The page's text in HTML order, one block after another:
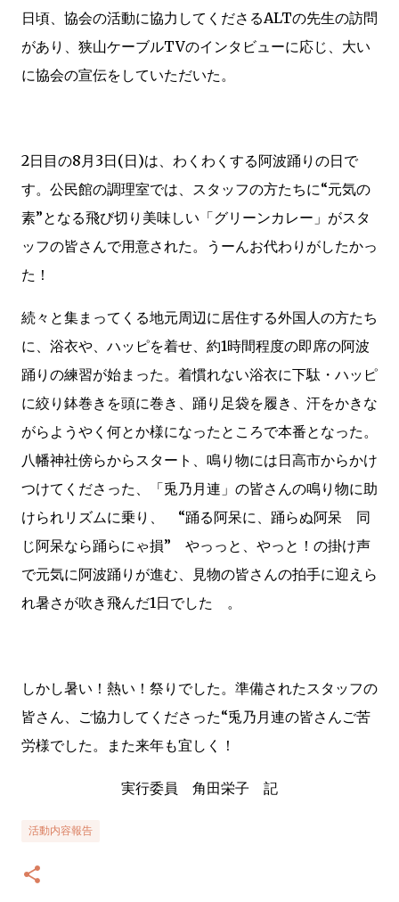
日頃、協会の活動に協力してくださるALTの先生の訪問
があり、狭山ケーブルTVのインタビューに応じ、大い
に協会の宣伝をしていただいた。
2日目の8月3日(日)は、わくわくする阿波踊りの日で
す。公民館の調理室では、スタッフの方たちに“元気の
素”となる飛び切り美味しい「グリーンカレー」がスタ
ッフの皆さんで用意された。うーんお代わりがしたかっ
た！
続々と集まってくる地元周辺に居住する外国人の方たち
に、浴衣や、ハッピを着せ、約1時間程度の即席の阿波
踊りの練習が始まった。着慣れない浴衣に下駄・ハッピ
に絞り鉢巻きを頭に巻き、踊り足袋を履き、汗をかきな
がらようやく何とか様になったところで本番となった。
八幡神社傍らからスタート、鳴り物には日高市からかけ
つけてくださった、「兎乃月連」の皆さんの鳴り物に助
けられリズムに乗り、 “踊る阿呆に、踊らぬ阿呆 同
じ阿呆なら踊らにゃ損” やっっと、やっと！の掛け声
で元気に阿波踊りが進む、見物の皆さんの拍手に迎えら
れ暑さが吹き飛んだ1日でした 。
しかし暑い！熱い！祭りでした。準備されたスタッフの
皆さん、ご協力してくださった“兎乃月連の皆さんご苦
労様でした。また来年も宜しく！
実行委員 角田栄子 記
活動内容報告